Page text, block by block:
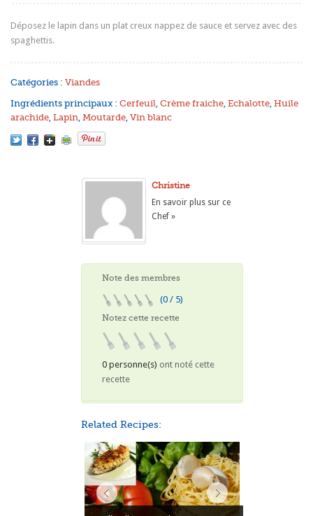
Déposez le lapin dans un plat creux nappez de sauce et servez avec des
spaghettis.
Catégories :Viandes
Ingrédients principaux :Cerfeuil,Crème fraiche,Echalotte,Huile
arachide,Lapin,Moutarde,Vin blanc
Christine
En savoir plus sur ce
Chef »
Note des membres
(0 / 5)
Notez cette recette
0 personne(s) ont noté cette
recette
Related Recipes: